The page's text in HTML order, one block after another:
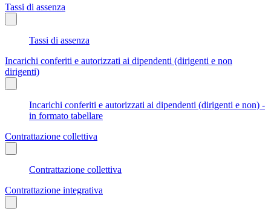
Tassi di assenza
Tassi di assenza
Incarichi conferiti e autorizzati ai dipendenti (dirigenti e non
dirigenti)
Incarichi conferiti e autorizzati ai dipendenti (dirigenti e non) -
in formato tabellare
Contrattazione collettiva
Contrattazione collettiva
Contrattazione integrativa